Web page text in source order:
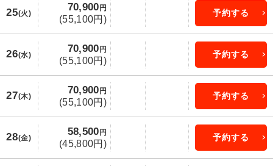
25(火)
70,900 円
(55,100円)
予約する
26(水)
70,900 円
(55,100円)
予約する
27(木)
70,900 円
(55,100円)
予約する
28(金)
58,500 円
(45,800円)
予約する